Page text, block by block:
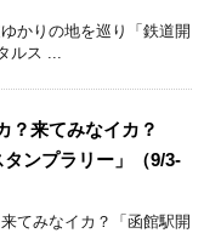
かりの地を巡り「鉄道開
ルス ...
？来てみなイカ？
タンプラリー」（9/3-
てみなイカ？「函館駅開